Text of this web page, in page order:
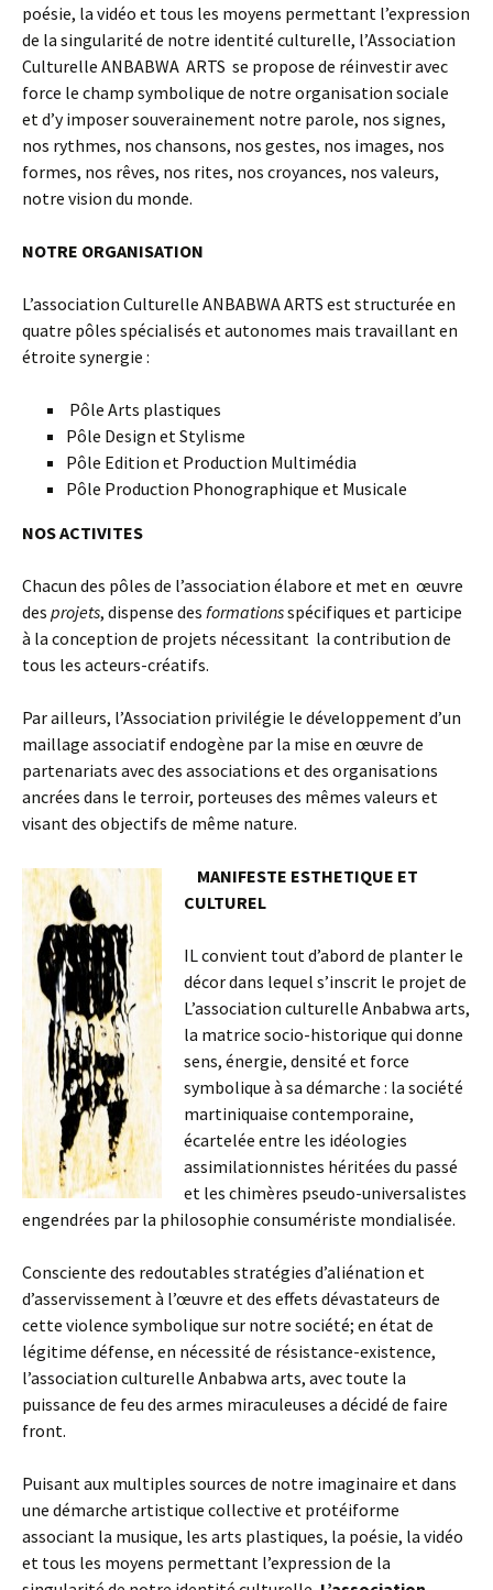
poésie, la vidéo et tous les moyens permettant l’expression
de la singularité de notre identité culturelle, l’Association
Culturelle ANBABWA ARTS se propose de réinvestir avec
force le champ symbolique de notre organisation sociale
et d’y imposer souverainement notre parole, nos signes,
nos rythmes, nos chansons, nos gestes, nos images, nos
formes, nos rêves, nos rites, nos croyances, nos valeurs,
notre vision du monde.
NOTRE ORGANISATION
L’association Culturelle ANBABWA ARTS est structurée en
quatre pôles spécialisés et autonomes mais travaillant en
étroite synergie :
Pôle Arts plastiques
Pôle Design et Stylisme
Pôle Edition et Production Multimédia
Pôle Production Phonographique et Musicale
NOS ACTIVITES
Chacun des pôles de l’association élabore et met en œuvre
des projets, dispense des formationsspécifiques et participe
à la conception de projets nécessitant la contribution de
tous les acteurs-créatifs.
Par ailleurs, l’Association privilégie le développement d’un
maillage associatif endogène par la mise en œuvre de
partenariats avec des associations et des organisations
ancrées dans le terroir, porteuses des mêmes valeurs et
visant des objectifs de même nature.
MANIFESTE ESTHETIQUE ET
CULTUREL
IL convient tout d’abord de planter le
décor dans lequel s’inscrit le projet de
L’association culturelle Anbabwa arts,
la matrice socio-historique qui donne
sens, énergie, densité et force
symbolique à sa démarche : la société
martiniquaise contemporaine,
écartelée entre les idéologies
assimilationnistes héritées du passé
et les chimères pseudo-universalistes
engendrées par la philosophie consumériste mondialisée.
Consciente des redoutables stratégies d’aliénation et
d’asservissement à l’œuvre et des effets dévastateurs de
cette violence symbolique sur notre société; en état de
légitime défense, en nécessité de résistance-existence,
l’association culturelle Anbabwa arts, avec toute la
puissance de feu des armes miraculeuses a décidé de faire
front.
Puisant aux multiples sources de notre imaginaire et dans
une démarche artistique collective et protéiforme
associant la musique, les arts plastiques, la poésie, la vidéo
et tous les moyens permettant l’expression de la